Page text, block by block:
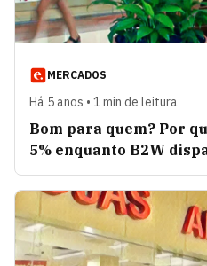
MERCADOS
Há 5 anos • 1 min de leitura
Bom para quem? Por
5% enquanto B2W